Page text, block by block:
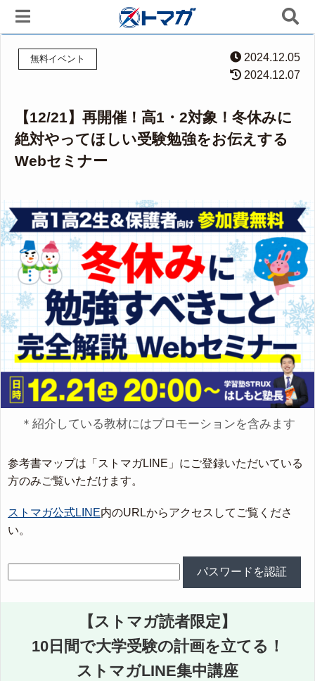
無料イベント
2024.12.05
2024.12.07
【12/21】再開催！高1・2対象！冬休みに
絶対やってほしい受験勉強をお伝えする
Webセミナー
＊紹介している教材にはプロモーションを含みます
参考書マップは「ストマガLINE」にご登録いただいている
方のみご覧いただけます。
ストマガ公式LINE内のURLからアクセスしてご覧くださ
い。
【ストマガ読者限定】
10日間で大学受験の計画を立てる！
ストマガLINE集中講座